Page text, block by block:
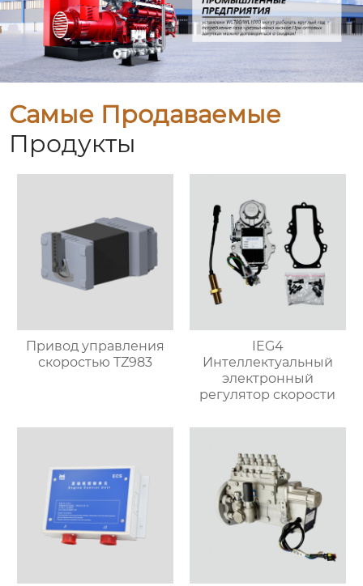
Самые Продаваемые
Продукты
Привод управления
скоростью TZ983
IEG4
Интеллектуальный
электронный
регулятор скорости